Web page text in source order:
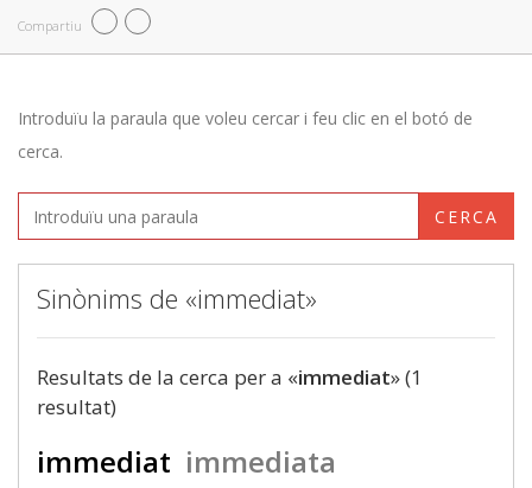
Compartiu
Introduïu la paraula que voleu cercar i feu clic en el botó de
cerca.
CERCA
Sinònims de «immediat»
Resultats de la cerca per a «immediat» (1
resultat)
immediat immediata